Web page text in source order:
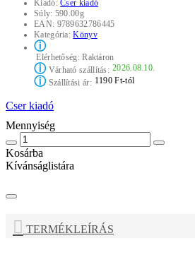
Kiadó:Cser kiadó
Súly: 590.00g
EAN: 9789632786445
Kategória:Könyv
ⓘ
Elérhetőség:Raktáron
ⓘVárható szállítás: 2026.08.10.
ⓘSzállítási ár: 1190 Ft-tól
Cser kiadó
Mennyiség
Kosárba
Kívánságlistára
TERMÉKLEÍRÁS